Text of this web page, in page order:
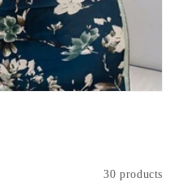
30 products